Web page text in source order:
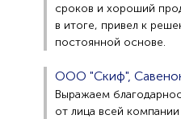
сроков и хороший
в итоге, привел к
постоянной основе.
ООО "Скиф",
Выражаем
от лица всей